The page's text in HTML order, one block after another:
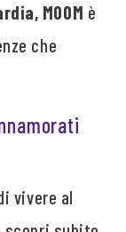
MOOM è
che
vivere al